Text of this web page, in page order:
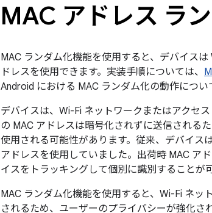
MAC アドレス ラ
MAC ランダム化機能を使用すると、デバイス
ドレスを使用できます。実装手順については、
Android における MAC ランダム化の動作につい
デバイスは、Wi-Fi ネットワークまたはアクセ
の MAC アドレスは暗号化されずに送信される
使用される可能性があります。従来、デバイス
アドレスを使用していました。出荷時 MAC ア
イスをトラッキングして個別に識別することが可
MAC ランダム化機能を使用すると、Wi-Fi ネッ
されるため、ユーザーのプライバシーが強化され